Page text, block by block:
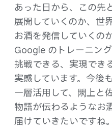
あった​日から、​この​先
展開していくのか、​世
お酒を​発信していくの
Google の​トレーニン
挑戦できる、​実現でき
実感しています。​今後
一層​活用して、​閖上と​
物語が​伝わるような​お
届けていきたいですね